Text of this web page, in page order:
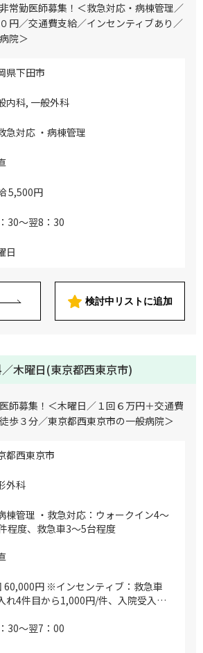
常勤医師募集！＜救急対応・病棟管理／
円／交通費支給／インセンティブあり／
院＞
県下田市
内科, 一般外科
急対応 ・病棟管理
5,500円
30～翌8：30
日
検討中リストに追加
／木曜日(東京都西東京市)
師募集！＜木曜日／１回６万円＋交通費
歩３分／東京都西東京市の一般病院＞
都西東京市
外科
棟管理 ・救急対応：ウォークイン4～
程度、救急車3～5台程度
60,000円 ※インセンティブ：救急車
れ4件目から1,000円/件、入院受入れ
30～翌7：00